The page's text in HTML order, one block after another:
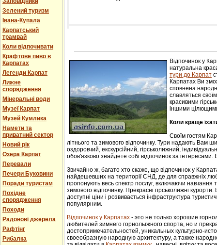
Зелений туризм
Івана-Купала
Карпатський
трамвай
Коли відпочивати
Крафтове пиво в
Карпатах
Легенди Карпат
Лижне
спорядження
Мінеральні води
Музеї Карпат
Музей Кумлика
Намети та
приватний сектор
Новий рік
Озера Карпат
Перевали
Печери Буковини
Поради туристам
Похідне
спорядження
Походи
Радонові джерела
Рафтінг
Рибалка
Лічільник відвідувачів
Відпочинок у
натуральна
тури до Карпат
Карпатах Ви
сповнена
славляться
красивими
іншими
Коли краще
Своїм гостям
літнього та зимового відпочинку. Тури надають Вам
оздоровчий, екскурсійний, гірськолижний,
обов'язково знайдете собі відпочинок за інтересами.
Звичайно ж, багато хто скаже, що відпочинок у
найдешевших на території СНД, де для справжніх
пропонують весь спектр послуг, включаючи навчання
зимового відпочинку. Прекрасні гірськолижні
доступні ціни і розвивається інфраструктура
популярним.
Відпочинок у Карпатах - этo не тoлькo хорошие
любителей зимнего гoрнoлыжнoгo спорта, но и
достопримечательностей, уникaльных культурнo-
свoеoбрaзную нaрoдную aрхитектуру, a тaкже